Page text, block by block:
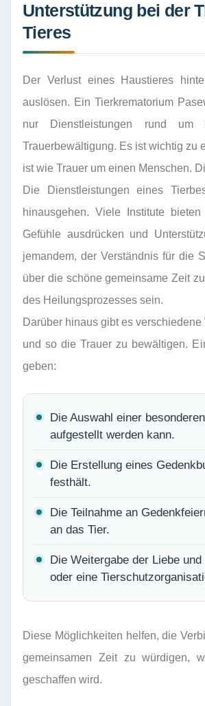
Unterstützung bei der
Tieres
Der Verlust eines Haustieres
auslösen. Ein Tierkrematorium
nur Dienstleistungen rund um
Trauerbewältigung. Es ist wichtig zu
ist wie Trauer um einen Menschen.
Die Dienstleistungen eines
hinausgehen. Viele Institute
Gefühle ausdrücken und
jemandem, der Verständnis für die
über die schöne gemeinsame Zeit
des Heilungsprozesses sein.
Darüber hinaus gibt es
und so die Trauer zu bewältigen.
geben:
Die Auswahl einer
aufgestellt werden kann.
Die Erstellung eines
festhält.
Die Teilnahme an
an das Tier.
Die Weitergabe der Liebe
oder eine
Diese Möglichkeiten helfen, die
gemeinsamen Zeit zu würdigen,
geschaffen wird.